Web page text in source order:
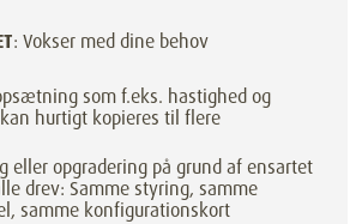
: Vokser med dine behov
som f.eks. hastighed og
hurtigt kopieres til flere
eller opgradering på grund af ensartet
drev: Samme styring, samme
samme konfigurationskort